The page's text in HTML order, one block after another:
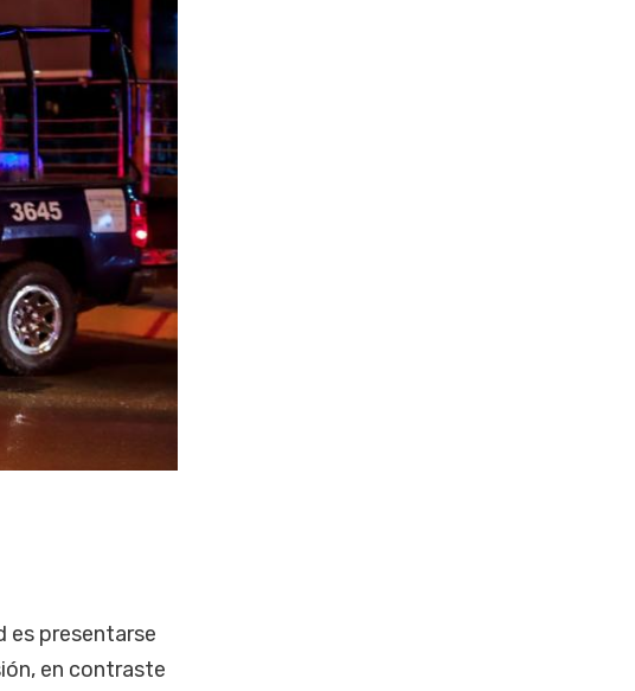
es presentarse
en contraste